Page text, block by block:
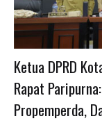
Ketua DPRD
Rapat
Propemperda,